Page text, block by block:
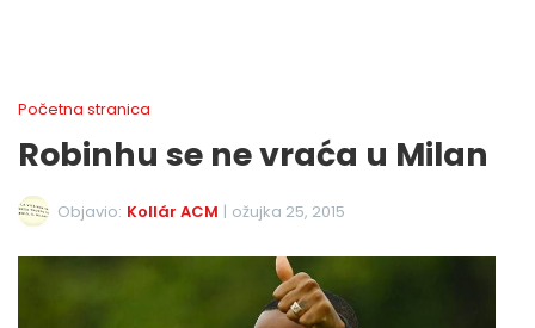
Početna stranica
Robinhu se ne vraća u Milan
Objavio: Kollár ACM | ožujka 25, 2015